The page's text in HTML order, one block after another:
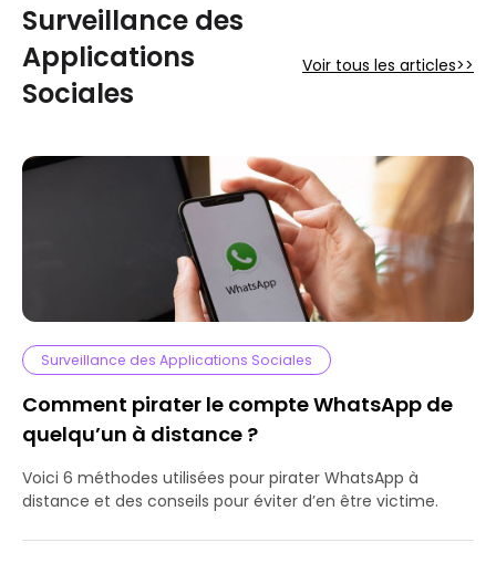
Surveillance des
Applications
Sociales
Voir tous les articles>>
Surveillance des Applications Sociales
Comment pirater le compte WhatsApp de
quelqu’un à distance ?
Voici 6 méthodes utilisées pour pirater WhatsApp à
distance et des conseils pour éviter d’en être victime.